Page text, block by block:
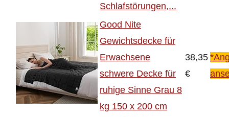
Schlafstörungen,...
Good Nite
Gewichtsdecke für
Erwachsene
schwere Decke für
ruhige Sinne Grau 8
kg 150 x 200 cm
38,35
€